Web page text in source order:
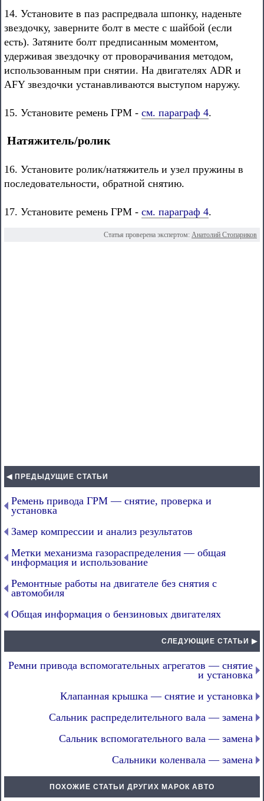
14. Установите в паз распредвала шпонку, наденьте
звездочку, заверните болт в месте с шайбой (если
есть). Затяните болт предписанным моментом,
удерживая звездочку от проворачивания методом,
использованным при снятии. На двигателях ADR и
AFY звездочки устанавливаются выступом наружу.
15. Установите ремень ГРМ - см. параграф 4.
Натяжитель/ролик
16. Установите ролик/натяжитель и узел пружины в
последовательности, обратной снятию.
17. Установите ремень ГРМ - см. параграф 4.
Статья проверена экспертом: Анатолий Стопариков
◀ ПРЕДЫДУЩИЕ СТАТЬИ
Ремень привода ГРМ — снятие, проверка и
установка
Замер компрессии и анализ результатов
Метки механизма газораспределения — общая
информация и использование
Ремонтные работы на двигателе без снятия с
автомобиля
Общая информация о бензиновых двигателях
СЛЕДУЮЩИЕ СТАТЬИ ▶
Ремни привода вспомогательных агрегатов — снятие
и установка
Клапанная крышка — снятие и установка
Сальник распределительного вала — замена
Сальник вспомогательного вала — замена
Сальники коленвала — замена
ПОХОЖИЕ СТАТЬИ ДРУГИХ МАРОК АВТО